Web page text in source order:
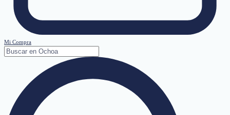
Mi Compra